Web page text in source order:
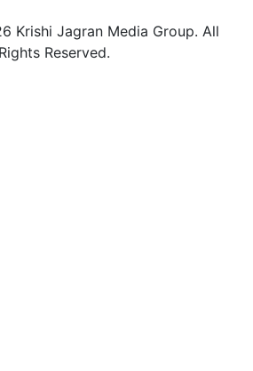
Krishi Jagran Media Group. All
Rights Reserved.